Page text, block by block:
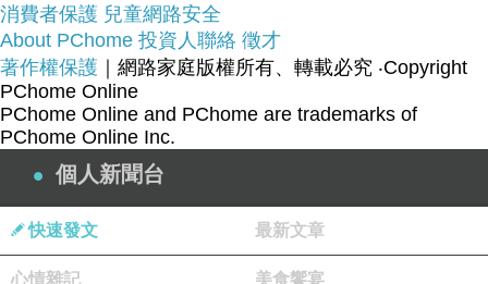
國際時尚.完美風格
特殊創新.質感卓越
消費者保護 兒童網路安全
About PChome 投資人聯絡 徵才
著作權保護 ｜網路家庭版權所有、轉載必究 ‧Copyright
PChome Online
PChome Online and PChome are trademarks of
PChome Online Inc.
個人新聞台
快速發文 最新文章
心情雜記 美食饗宴